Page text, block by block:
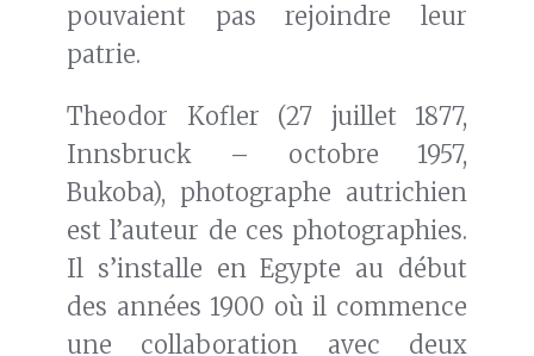
pouvaient pas rejoindre leur
patrie.
Theodor Kofler (27 juillet 1877,
Innsbruck – octobre 1957,
Bukoba), photographe autrichien
est l’auteur de ces photographies.
Il s’installe en Egypte au début
des années 1900 où il commence
une collaboration avec deux